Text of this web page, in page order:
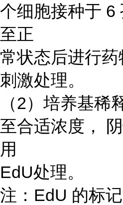
个细胞接种于 6
至正
常状态后进行
刺激处理。
（2）培养基稀
至合适浓度，
用
EdU处理。
注：EdU 的标